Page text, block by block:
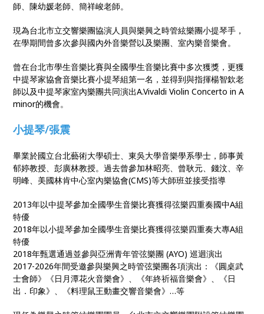
師、陳幼媛老師、簡祥峻老師。
現為台北市立交響樂團協演人員與樂興之時管絃樂團小提琴手，
在學期間曾多次參與國內外音樂營以及樂團、室內樂音樂會。
曾在台北市學生音樂比賽與全國學生音樂比賽中多次獲獎，更獲
中提琴家協會音樂比賽小提琴組第一名，並得到與指揮楊智欽老
師以及中提琴家室內樂團共同演出A.Vivaldi Violin Concerto in A
minor的機會。
小提琴/張震
畢業於國立台北藝術大學碩士、東吳大學音樂學系學士，師事黃
郁婷教授、彭廣林教授。過去曾參加林昭亮、曾耿元、錢汶、辛
明峰、美國林肯中心室內樂協會(CMS)等大師班並接受指導
2013年以中提琴參加全國學生音樂比賽獲得弦樂四重奏國中A組
特優
2018年以小提琴參加全國學生音樂比賽獲得弦樂四重奏大專A組
特優
2018年甄選通過並參與亞洲青年管弦樂團 (AYO) 巡迴演出
2017-2026年間受邀參與樂興之時管弦樂團各項演出：《圓桌武
士會師》《日月潭花火音樂會》、《年終祈福音樂會》、《日
出．印象》、《料理鼠王動畫交響音樂會》…等